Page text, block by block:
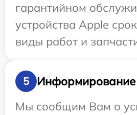
гарантийном
устройства Apple
виды работ и
5
Информирование
Мы сообщим Вам о